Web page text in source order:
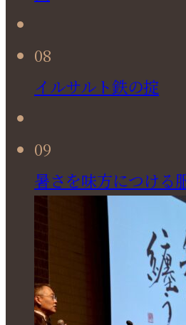
08
イルサルト鉄の掟
09
暑さを味方につける